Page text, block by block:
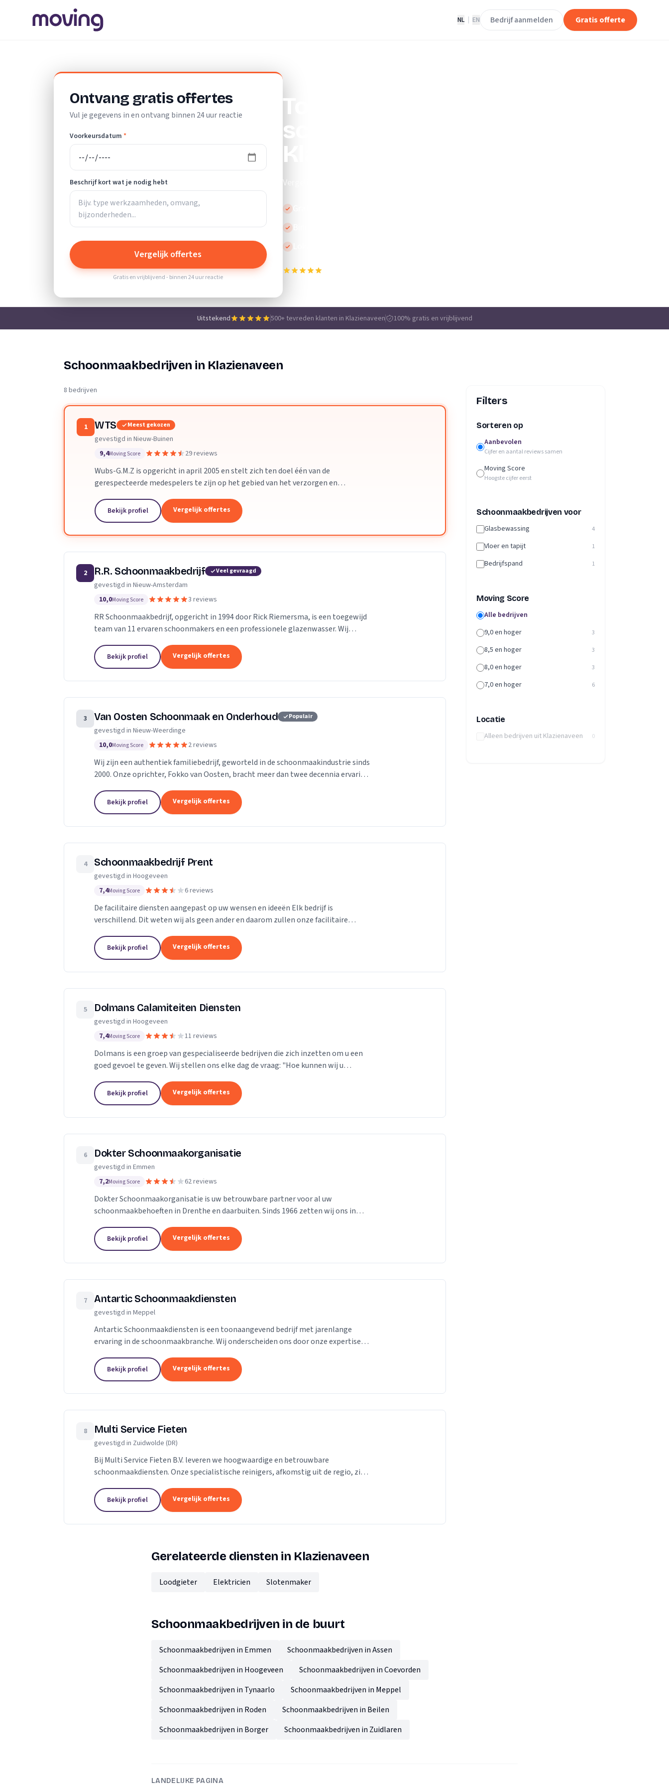
NL EN Bedrijf aanmelden Gratis offerte
Ontvang gratis offertes
Vul je gegevens in en ontvang binnen 24 uur reactie
Voorkeursdatum *
Beschrijf kort wat je nodig hebt
Vergelijk offertes
Gratis en vrijblijvend - binnen 24 uur reactie
Top 10 beste
schoonmaakbedrijven in
Klazienaveen
Vergelijk de beste schoonmaakbedrijven in Klazienaveen.
Gratis en vrijblijvend
Binnen 24 uur reactie
Lokale vakmensen
Uitstekend 500+ tevreden klanten in Klazienaveen 100% gratis en vrijblijvend
Schoonmaakbedrijven in Klazienaveen
8 bedrijven
1 WTS Meest gekozen
gevestigd in Nieuw-Buinen
9,4Moving Score 29 reviews
Wubs-G.M.Z is opgericht in april 2005 en stelt zich ten doel één van de
gerespecteerde medespelers te zijn op het gebied van het verzorgen en
Bekijk profiel Vergelijk offertes
2 R.R. Schoonmaakbedrijf Veel gevraagd
gevestigd in Nieuw-Amsterdam
10,0Moving Score 3 reviews
RR Schoonmaakbedrijf, opgericht in 1994 door Rick Riemersma, is een toegewijd
team van 11 ervaren schoonmakers en een professionele glazenwasser. Wij
Bekijk profiel Vergelijk offertes
3 Van Oosten Schoonmaak en Onderhoud Populair
gevestigd in Nieuw-Weerdinge
10,0Moving Score 2 reviews
Wij zijn een authentiek familiebedrijf, geworteld in de schoonmaakindustrie sinds
2000. Onze oprichter, Fokko van Oosten, bracht meer dan twee decennia ervaring
Bekijk profiel Vergelijk offertes
4 Schoonmaakbedrijf Prent
gevestigd in Hoogeveen
7,4Moving Score 6 reviews
De facilitaire diensten aangepast op uw wensen en ideeën Elk bedrijf is
verschillend. Dit weten wij als geen ander en daarom zullen onze facilitaire
Bekijk profiel Vergelijk offertes
5 Dolmans Calamiteiten Diensten
gevestigd in Hoogeveen
7,4Moving Score 11 reviews
Dolmans is een groep van gespecialiseerde bedrijven die zich inzetten om u een
goed gevoel te geven. Wij stellen ons elke dag de vraag: "Hoe kunnen wij u
Bekijk profiel Vergelijk offertes
6 Dokter Schoonmaakorganisatie
gevestigd in Emmen
7,2Moving Score 62 reviews
Dokter Schoonmaakorganisatie is uw betrouwbare partner voor al uw
schoonmaakbehoeften in Drenthe en daarbuiten. Sinds 1966 zetten wij ons in
Bekijk profiel Vergelijk offertes
7 Antartic Schoonmaakdiensten
gevestigd in Meppel
Antartic Schoonmaakdiensten is een toonaangevend bedrijf met jarenlange
ervaring in de schoonmaakbranche. Wij onderscheiden ons door onze expertise in
Bekijk profiel Vergelijk offertes
8 Multi Service Fieten
gevestigd in Zuidwolde (DR)
Bij Multi Service Fieten B.V. leveren we hoogwaardige en betrouwbare
schoonmaakdiensten. Onze specialistische reinigers, afkomstig uit de regio, zijn
Bekijk profiel Vergelijk offertes
Filters
Sorteren op
Aanbevolen
Cijfer en aantal reviews samen
Moving Score
Hoogste cijfer eerst
Schoonmaakbedrijven voor
Glasbewassing 4
Vloer en tapijt 1
Bedrijfspand 1
Moving Score
Alle bedrijven
9,0 en hoger
3
8,5 en hoger 3
8,0 en hoger 3
7,0 en hoger 6
Locatie
Alleen bedrijven uit Klazienaveen 0
Gerelateerde diensten in Klazienaveen
Loodgieter Elektricien Slotenmaker
Schoonmaakbedrijven in de buurt
Schoonmaakbedrijven in Emmen
Schoonmaakbedrijven in Assen
Schoonmaakbedrijven in Hoogeveen
Schoonmaakbedrijven in Coevorden
Schoonmaakbedrijven in Tynaarlo
Schoonmaakbedrijven in Meppel
Schoonmaakbedrijven in Roden
Schoonmaakbedrijven in Beilen
Schoonmaakbedrijven in Borger
Schoonmaakbedrijven in Zuidlaren
LANDELIJKE PAGINA